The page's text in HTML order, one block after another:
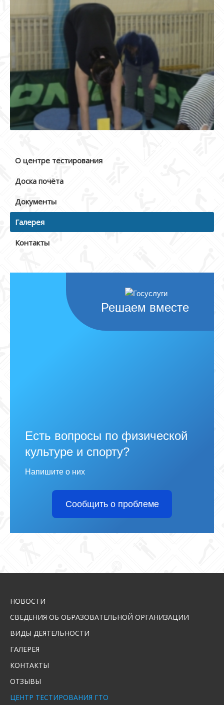
О центре тестирования
Доска почёта
Документы
Галерея
Контакты
Решаем вместе
Есть вопросы по физической
культуре и спорту?
Напишите о них
Сообщить о проблеме
НОВОСТИ
СВЕДЕНИЯ ОБ ОБРАЗОВАТЕЛЬНОЙ ОРГАНИЗАЦИИ
ВИДЫ ДЕЯТЕЛЬНОСТИ
ГАЛЕРЕЯ
КОНТАКТЫ
ОТЗЫВЫ
ЦЕНТР ТЕСТИРОВАНИЯ ГТО